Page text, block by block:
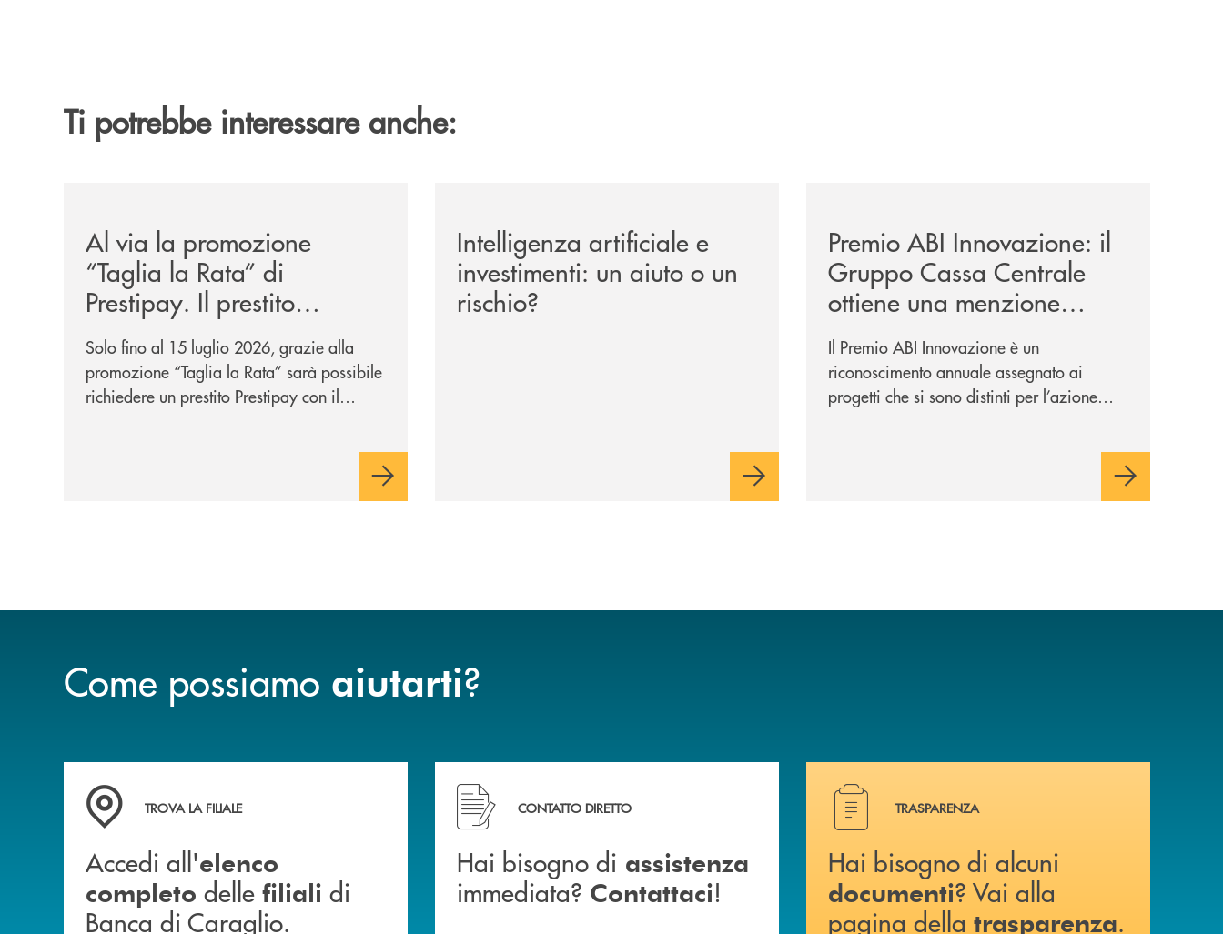
Ti potrebbe interessare anche:
Al via la promozione
“Taglia la Rata” di
Prestipay. Il prestito
personale che si fa in due
per te!
Solo fino al 15 luglio 2026, grazie alla
promozione “Taglia la Rata” sarà possibile
richiedere un prestito Prestipay con il
Intelligenza artificiale e
investimenti: un aiuto o un
rischio?
Premio ABI Innovazione: il
Gruppo Cassa Centrale
ottiene una menzione
speciale per “Occhi Aperti
– Insieme Contro le Truffe
Digitali”
Il Premio ABI Innovazione è un
riconoscimento annuale assegnato ai
progetti che si sono distinti per l’azione
problemi, l’interazione e il coinvolgimento
Come possiamo aiutarti?
Accedi all' elenco completo delle filiali di Banca di Caraglio.
TROVA LA FILIALE
Accedi all'elenco
completo delle filiali di
Banca di Caraglio.
Hai bisogno di assistenza immediata? Contattaci !
CONTATTO DIRETTO
Hai bisogno di assistenza
immediata? Contattaci!
Hai bisogno di alcuni documenti ? Vai alla pagina della
TRASPARENZA
Hai bisogno di alcuni
documenti? Vai alla
pagina della trasparenza.